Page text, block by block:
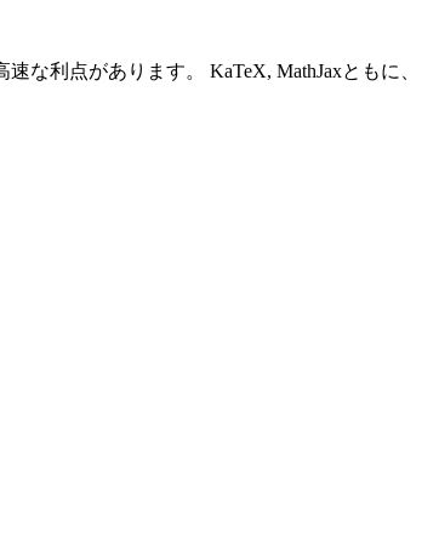
な利点があります。 KaTeX, MathJaxともに、